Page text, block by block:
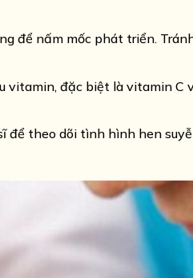
để nấm mốc phát triển.
vitamin, đặc biệt là vitamin C
để theo dõi tình hình hen